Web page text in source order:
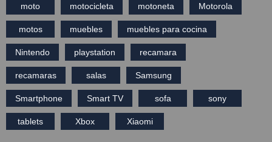
moto motocicleta motoneta Motorola
motos muebles muebles para cocina
Nintendo playstation recamara
recamaras salas Samsung
Smartphone Smart TV sofa sony
tablets Xbox Xiaomi